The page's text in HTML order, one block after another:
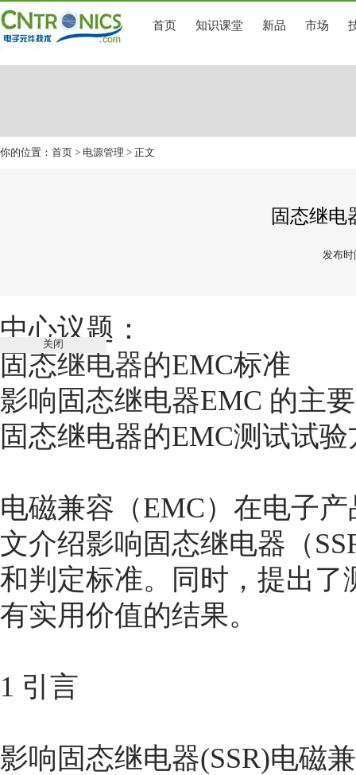
首页 知识课堂 新品 市场
你的位置： 首页 > 电源管理 > 正文
固态继电
发布时
中心议题：
固态继电器的EMC标准
影响固态继电器EMC 的主
固态继电器的EMC测试试
电磁兼容（EMC）在电子
文介绍影响固态继电器（
和判定标准。同时，提出
有实用价值的结果。
1 引言
影响固态继电器(SSR)电磁
关闭